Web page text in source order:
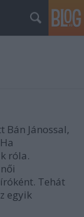
Bán Jánossal,
róla.
Tehát
egyik